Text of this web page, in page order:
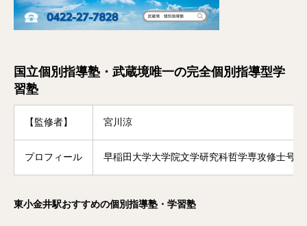
国立個別指導塾・武蔵境唯一の完全個別指導型学
習塾
【監修者】 宮川涼
プロフィール 早稲田大学大学院文学研究科哲学専攻修士号
東小金井駅おすすめの個別指導塾・学習塾